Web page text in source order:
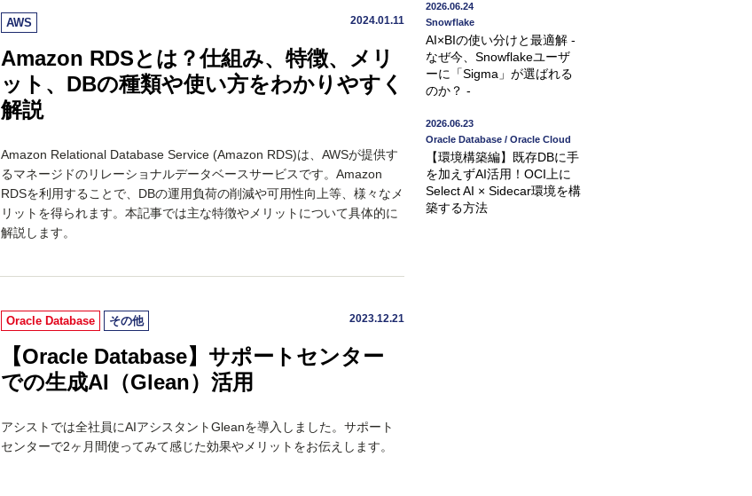
AWS 2024.01.11
Amazon RDSとは？仕組み、特徴、メリ
ット、DBの種類や使い方をわかりやすく
解説
Amazon Relational Database Service (Amazon RDS)は、AWSが提供す
るマネージドのリレーショナルデータベースサービスです。Amazon
RDSを利用することで、DBの運用負荷の削減や可用性向上等、様々なメ
リットを得られます。本記事では主な特徴やメリットについて具体的に
解説します。
Oracle Database その他 2023.12.21
【Oracle Database】サポートセンター
での生成AI（Glean）活用
アシストでは全社員にAIアシスタントGleanを導入しました。サポート
センターで2ヶ月間使ってみて感じた効果やメリットをお伝えします。
2026.06.24
Snowflake
AI×BIの使い分けと最適解 -
なぜ今、Snowflakeユーザ
ーに「Sigma」が選ばれる
のか？ -
2026.06.23
Oracle Database / Oracle Cloud
【環境構築編】既存DBに手
を加えずAI活用！OCI上に
Select AI × Sidecar環境を構
築する方法